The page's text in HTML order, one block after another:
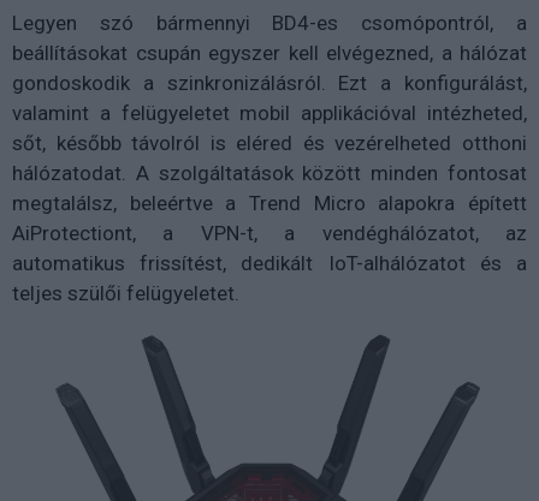
Legyen szó bármennyi BD4-es csomópontról, a
beállításokat csupán egyszer kell elvégezned, a hálózat
gondoskodik a szinkronizálásról. Ezt a konfigurálást,
valamint a felügyeletet mobil applikációval intézheted,
sőt, később távolról is eléred és vezérelheted otthoni
hálózatodat. A szolgáltatások között minden fontosat
megtalálsz, beleértve a Trend Micro alapokra épített
AiProtectiont, a VPN-t, a vendéghálózatot, az
automatikus frissítést, dedikált IoT-alhálózatot és a
teljes szülői felügyeletet.